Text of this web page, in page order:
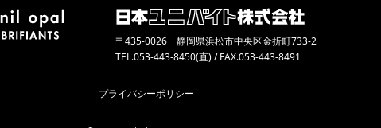
〒435-0026 静岡県浜松市中央区金折町733-2
TEL.053-443-8450(直) / FAX.053-443-8491
プライバシーポリシー